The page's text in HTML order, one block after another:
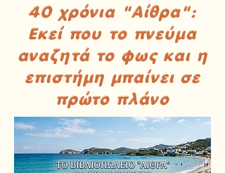
40 χρόνια "Αίθρα":
Εκεί που το πνεύμα
αναζητά το φως και η
επιστήμη μπαίνει σε
πρώτο πλάνο